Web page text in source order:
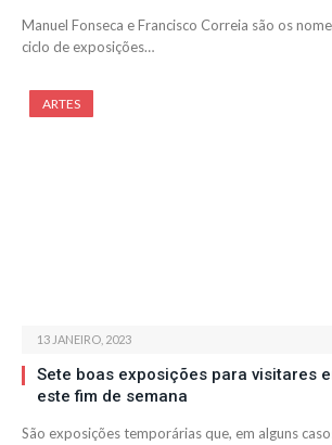
Manuel Fonseca e Francisco Correia são os
ciclo de exposições…
ARTES
13 JANEIRO, 2023
Sete boas exposições para visitares
este fim de semana
São exposições temporárias que, em alguns